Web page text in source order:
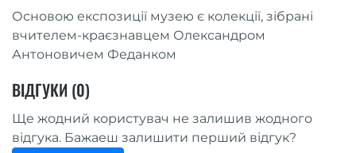
Основою експозиції музею є колекції, зібрані
вчителем-краєзнавцем Олександром
Антоновичем Феданком
ВІДГУКИ (0)
Ще жодний користувач не залишив жодного
відгука. Бажаеш залишити перший відгук?